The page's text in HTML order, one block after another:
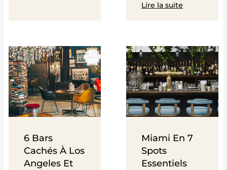
Lire la suite
6 Bars
Cachés À Los
Angeles Et
Miami En 7
Spots
Essentiels